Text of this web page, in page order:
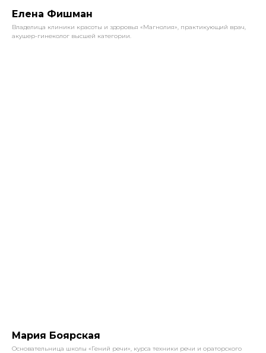
Елена Фишман
Владелица клиники красоты и здоровья «Магнолия», практикующий врач,
акушер-гинеколог высшей категории.
Мария Боярская
Основательница школы «Гений речи», курса техники речи и ораторского